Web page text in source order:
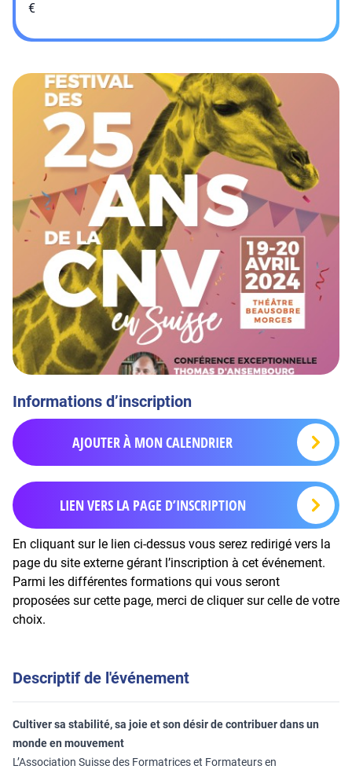
€
Informations d’inscription
AJOUTER À MON CALENDRIER
LIEN VERS LA PAGE D’INSCRIPTION
En cliquant sur le lien ci-dessus vous serez redirigé vers la
page du site externe gérant l’inscription à cet événement.
Parmi les différentes formations qui vous seront
proposées sur cette page, merci de cliquer sur celle de votre
choix.
Descriptif de l'événement
Cultiver sa stabilité, sa joie et son désir de contribuer dans un
monde en mouvement
L’Association Suisse des Formatrices et Formateurs en